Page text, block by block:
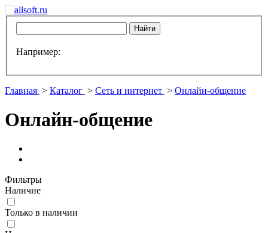
Например:
Главная > Каталог > Сеть и интернет > Онлайн-общение
Онлайн-общение
Фильтры
Наличие
Только в наличии